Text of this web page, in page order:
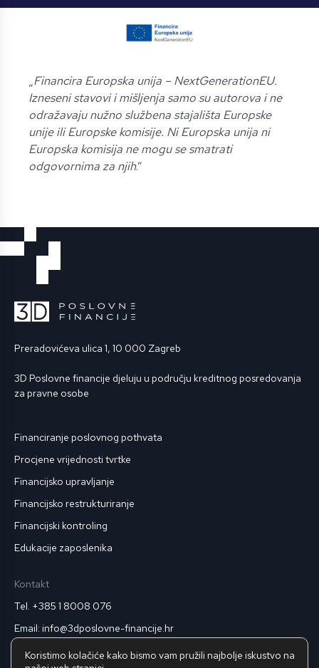
„Financira Europska unija – NextGenerationEU.
Izneseni stavovi i mišljenja samo su autorova i ne
odražavaju nužno službena stajališta Europske
unije ili Europske komisije. Ni Europska unija ni
Europska komisija ne mogu se smatrati
odgovornima za njih.”
Preradovićeva ulica 1, 10 000 Zagreb
3D Poslovne financije djeluju u području kreditnog posredovanja
za pravne osobe
Financiranje poslovnog pothvata
Procjene vrijednosti tvrtke
Financijsko upravljanje
Financijsko restrukturiranje
Financijski kontroling
Edukacije zaposlenika
Kontakt
Tel. +385 1 8008 076
Email: info@3dposlovne-financije.hr
Pravila privatnosti
Koristimo kolačiće kako bismo vam pružili najbolje iskustvo na